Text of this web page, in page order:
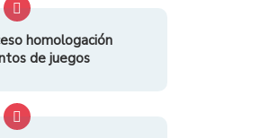
homologación
de juegos